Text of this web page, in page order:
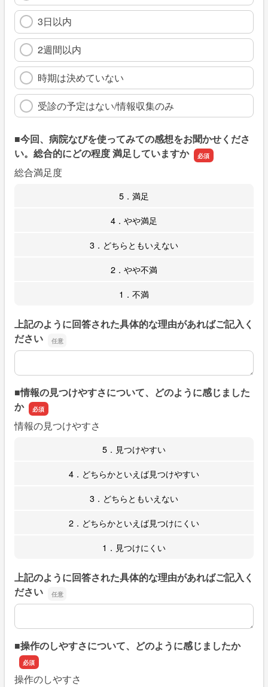
3日以内
2週間以内
時期は決めていない
受診の予定はない/情報収集のみ
■今回、病院なびを使ってみての感想をお聞かせくださ
い。総合的にどの程度 満足していますか
総合満足度
5．満足
4．やや満足
3．どちらともいえない
2．やや不満
1．不満
上記のように回答された具体的な理由があればご記入く
ださい
上記のように回答された具体的な理由があればご記入くだ
■情報の見つけやすさについて、どのように感じました
か
情報の見つけやすさ
5．見つけやすい
4．どちらかといえば見つけやすい
3．どちらともいえない
2．どちらかといえば見つけにくい
1．見つけにくい
上記のように回答された具体的な理由があればご記入く
ださい
上記のように回答された具体的な理由があればご記入くだ
■操作のしやすさについて、どのように感じましたか
操作のしやすさ